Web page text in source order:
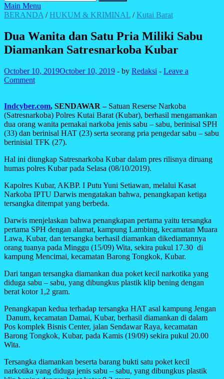
for:
Main Menu
BERANDA /HUKUM & KRIMINAL /Kutai Barat
Dua Wanita dan Satu Pria Miliki Sabu
Diamankan Satresnarkoba Kubar
October 10, 2019October 10, 2019 - by Redaksi - Leave a
Comment
Indcyber.com, SENDAWAR – Satuan Reserse Narkoba
(Satresnarkoba) Polres Kutai Barat (Kubar), berhasil mengamankan
dua orang wanita pemakai narkoba jenis sabu – sabu, berinisal SPH
(33) dan berinisal HAT (23) serta seorang pria pengedar sabu – sabu
berinisial TFK (27).
Hal ini diungkap Satresnarkoba Kubar dalam pres rilisnya diruang
humas polres Kubar pada Selasa (08/10/2019).
Kapolres Kubar, AKBP. I Putu Yuni Setiawan, melalui Kasat
Narkoba IPTU Darwis mengatakan bahwa, penangkapan ketiga
tersangka ditempat yang berbeda.
Darwis menjelaskan bahwa penangkapan pertama yaitu tersangka
pertama SPH dengan alamat, kampung Lambing, kecamatan Muara
Lawa, Kubar, dan tersangka berhasil diamankan dikediamannya
orang tuanya pada Minggu (15/09) Wita, sekira pukul 17.30 di
kampung Mencimai, kecamatan Barong Tongkok, Kubar.
Dari tangan tersangka diamankan dua poket kecil narkotika yang
diduga sabu – sabu, yang dibungkus plastik klip bening dengan
berat kotor 1,2 gram.
Penangkapan kedua terhadap tersangka HAT asal kampung Jengan
Danum, kecamatan Damai, Kubar, berhasil diamankan di dalam
Pos komplek Bisnis Center, jalan Sendawar Raya, kecamatan
Barong Tongkok, Kubar, pada Kamis (19/09) sekira pukul 20.00
Wita.
Tersangka diamankan beserta barang bukti satu poket kecil
narkotika yang diduga jenis sabu – sabu, yang dibungkus plastik